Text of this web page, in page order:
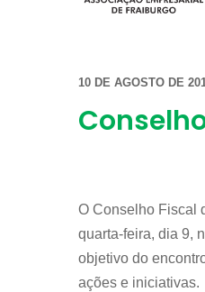
10 DE AGOSTO DE
O Conselho Fiscal
quarta-feira, dia 9,
objetivo do
ações e iniciativas.